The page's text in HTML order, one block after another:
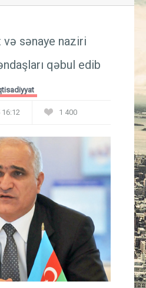
İqtisadiyyat
Güney Azərbaycan
Müsahibə
İdman
Layihə
sənaye naziri
qəbul edib
1 400